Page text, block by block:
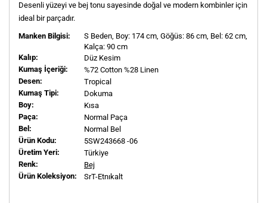
Desenli yüzeyi ve bej tonu sayesinde doğal ve modern kombinler için
ideal bir parçadır.
Manken Bilgisi:
S Beden, Boy: 174 cm, Göğüs: 86 cm, Bel: 62 cm,
Kalça: 90 cm
Kalıp:
Düz Kesim
Kumaş İçeriği:
%72 Cotton %28 Linen
Desen:
Tropical
Kumaş Tipi:
Dokuma
Boy:
Kısa
Paça:
Normal Paça
Bel:
Normal Bel
Ürün Kodu:
5SW243668 -06
Üretim Yeri:
Türkiye
Renk:
Bej
Ürün Koleksiyon:
SrT-Etnıkalt